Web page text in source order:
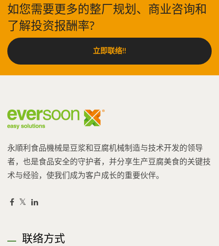
如您需要更多的整厂规划、商业咨询和
了解投资报酬率?
立即联络!!
永順利食品機械是豆浆和豆腐机械制造与技术开发的领导
者，也是食品安全的守护者，并分享生产豆腐美食的关键技
术与经验，使我们成为客户成长的重要伙伴。
联络方式